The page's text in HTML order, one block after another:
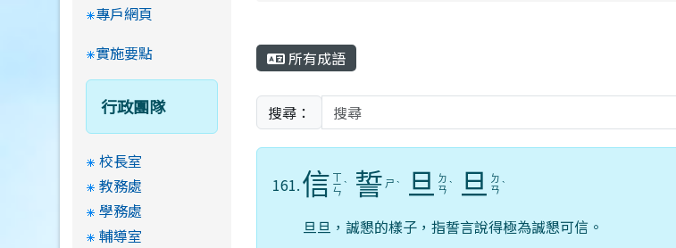
所有成語
搜尋：
161.信 ㄒ
ㄧ
ㄣ
ˋ 誓 ㄕ ˋ 旦
ㄉ
ㄢ ˋ 旦
ㄉ
ㄢ ˋ
旦旦，誠懇的樣子，指誓言說得極為誠懇可信。
專戶網頁
實施要點
行政團隊
校長室
教務處
學務處
輔導室